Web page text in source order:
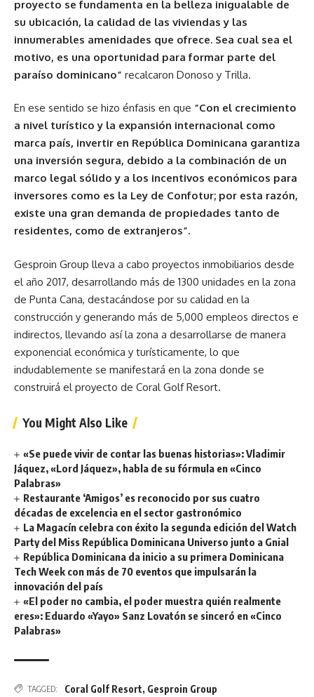
proyecto se fundamenta en la belleza inigualable de
su ubicación, la calidad de las viviendas y las
innumerables amenidades que ofrece. Sea cual sea el
motivo, es una oportunidad para formar parte del
paraíso dominicano” recalcaron Donoso y Trilla.
En ese sentido se hizo énfasis en que “Con el crecimiento
a nivel turístico y la expansión internacional como
marca país, invertir en República Dominicana garantiza
una inversión segura, debido a la combinación de un
marco legal sólido y a los incentivos económicos para
inversores como es la Ley de Confotur; por esta razón,
existe una gran demanda de propiedades tanto de
residentes, como de extranjeros”.
Gesproin Group lleva a cabo proyectos inmobiliarios desde
el año 2017, desarrollando más de 1300 unidades en la zona
de Punta Cana, destacándose por su calidad en la
construcción y generando más de 5,000 empleos directos e
indirectos, llevando así la zona a desarrollarse de manera
exponencial económica y turísticamente, lo que
indudablemente se manifestará en la zona donde se
construirá el proyecto de Coral Golf Resort.
You Might Also Like
«Se puede vivir de contar las buenas historias»: Vladimir
Jáquez, «Lord Jáquez», habla de su fórmula en «Cinco
Palabras»
Restaurante ‘Amigos’ es reconocido por sus cuatro
décadas de excelencia en el sector gastronómico
La Magacín celebra con éxito la segunda edición del Watch
Party del Miss República Dominicana Universo junto a Gnial
República Dominicana da inicio a su primera Dominicana
Tech Week con más de 70 eventos que impulsarán la
innovación del país
«El poder no cambia, el poder muestra quién realmente
eres»: Eduardo «Yayo» Sanz Lovatón se sinceró en «Cinco
Palabras»
TAGGED: Coral Golf Resort, Gesproin Group